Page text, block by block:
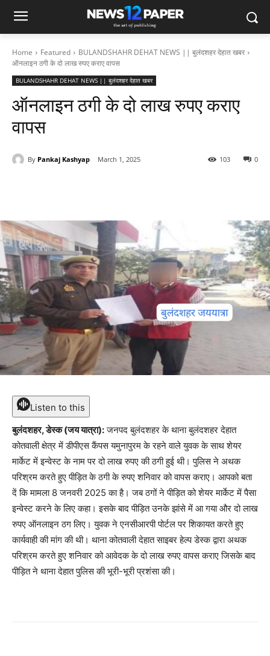
Home Featured
BULANDSHAHR DEHAT NEWS || बुलंदशहर देहात खबर
ऑनलाइन ठगी के दो लाख रुपए कराए वापस
BULANDSHAHR DEHAT NEWS || बुलंदशहर देहात खबर
ऑनलाइन ठगी के दो लाख रुपए कराए
वापस
By Pankaj Kashyap March 1, 2025 0
103
Listen to this
बुलंदशहर, डेस्क (जय यात्रा):जनपद बुलंदशहर के थाना बुलंदशहर देहात
कोतवाली क्षेत्र में डीपीएस कैंपस यमुनापुरम के रहने वाले युवक के साथ शेयर
मार्केट में इन्वेस्ट के नाम पर दो लाख रुपए की ठगी हुई थी। पुलिस ने अथक
परिश्रम करते हुए पीड़ित के ठगी के रुपए शनिवार को वापस कराए। आपको बता
दें कि मामला 8 जनवरी 2025 का है। जब ठगों ने पीड़ित को शेयर मार्केट में पैसा
इन्वेस्ट करने के लिए कहा। इसके बाद पीड़ित उनके झांसे में आ गया और दो लाख
रुपए ऑनलाइन ठग लिए। युवक ने एनसीआरपी पोर्टल पर शिकायत करते हुए
कार्यवाही की मांग की थी। थाना कोतवाली देहात साइबर हेल्प डेस्क द्वारा अथक
परिश्रम करते हुए शनिवार को आवेदक के दो लाख रुपए वापस कराए जिसके बाद
पीड़ित ने थाना देहात पुलिस की भूरी-भूरी प्रशंसा की।